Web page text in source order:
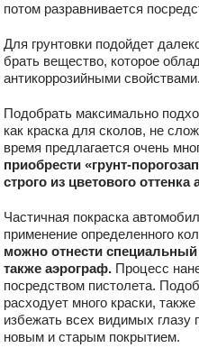
потом разравнивается
Для грунтовки подойдет
брать вещество, которое
антикоррозийными свойствами.
Подобрать максимально
как краска для сколов, не
время предлагается очень
приобрести «грунт-
строго из цветового оттенка
Частичная покраска
применение определенного
можно отнести
также аэрограф. Процесс
посредством пистолета.
расходует много краски,
избежать всех видимых
новым и старым покрытием.